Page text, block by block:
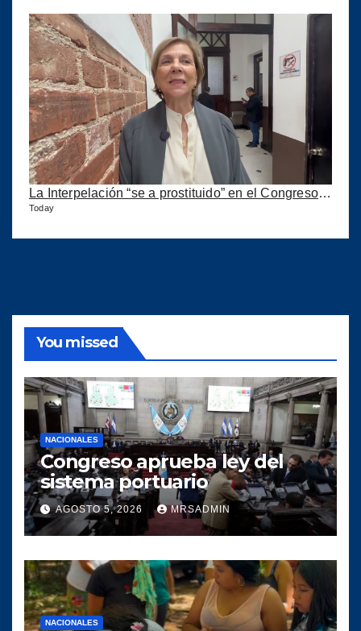
Today
You missed
NACIONALES
Congreso aprueba ley del
sistema portuario
AGOSTO 5, 2026 MRSADMIN
NACIONALES